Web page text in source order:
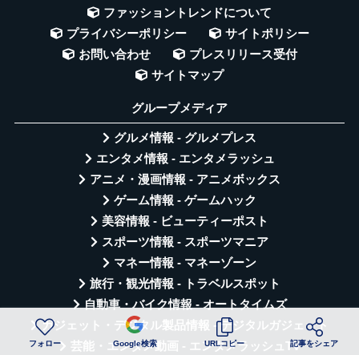
ファッショントレンドについて
プライバシーポリシー
サイトポリシー
お問い合わせ
プレスリリース受付
サイトマップ
グループメディア
グルメ情報 - グルメプレス
エンタメ情報 - エンタメラッシュ
アニメ・漫画情報 - アニメボックス
ゲーム情報 - ゲームハック
美容情報 - ビューティーポスト
スポーツ情報 - スポーツマニア
マネー情報 - マネーゾーン
旅行・観光情報 - トラベルスポット
自動車・バイク情報 - オートタイムズ
ガジェット・デジタル製品情報 - デジタルガジェット
芸能・エンタメ動画 - エンタメラッシュTV
フォロー Google検索 URLコピー 記事をシェア